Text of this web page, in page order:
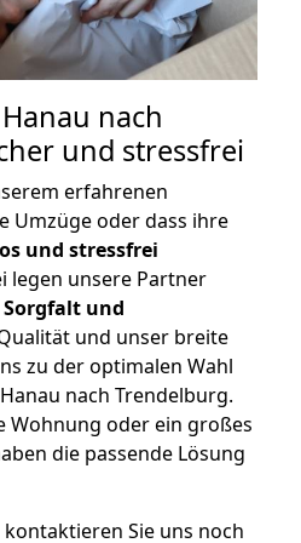
Hanau nach
und stressfrei
erfahrenen
Umzüge oder dass ihre
und stressfrei
legen unsere Partner
Sorgfalt und
und unser breite
zu der optimalen Wahl
nach Trendelburg.
Wohnung oder ein großes
die passende Lösung
kontaktieren Sie uns noch